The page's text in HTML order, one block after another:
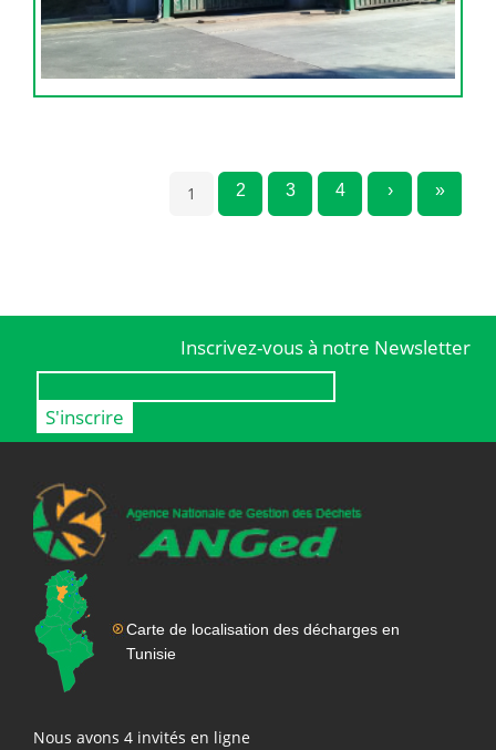
1 2 3 4 › »
Inscrivez-vous à notre Newsletter
Carte de localisation des décharges en
Tunisie
Nous avons 4 invités en ligne